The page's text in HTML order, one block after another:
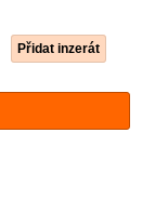
Přidat inzerát